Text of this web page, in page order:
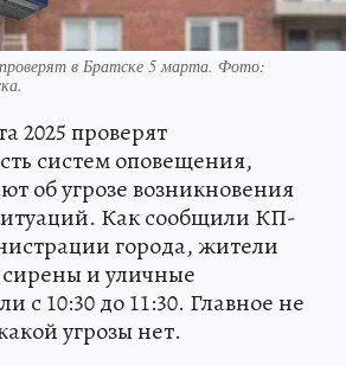
в Братске 5 марта. Фото:
2025 проверят
систем оповещения,
об угрозе возникновения
Как сообщили КП-
города, жители
и уличные
с 10:30 до 11:30. Главное не
угрозы нет.